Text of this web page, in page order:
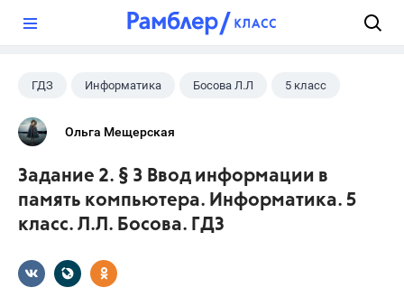
ГДЗ Информатика Босова Л.Л 5 класс
Ольга Мещерская
Задание 2. § 3 Ввод информации в
память компьютера. Информатика. 5
класс. Л.Л. Босова. ГДЗ